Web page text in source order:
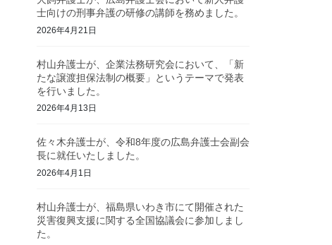
士向けの刑事弁護の研修の講師を務めました。
2026年4月21日
村山弁護士が、企業法務研究会において、「新
たな譲渡担保法制の概要」というテーマで発表
を行いました。
2026年4月13日
佐々木弁護士が、令和8年度の広島弁護士会副会
長に就任いたしました。
2026年4月1日
村山弁護士が、福島県いわき市にて開催された
災害復興支援に関する全国協議会に参加しまし
た。